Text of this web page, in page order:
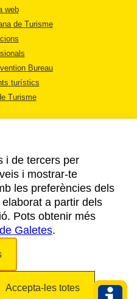
web
de Turisme
Bureau
turístics
Turisme
PRIVACITAT
i de tercers per
i mostrar-te
les preferències dels
a partir dels
Pots obtenir més
Galetes.
Accepta-les totes